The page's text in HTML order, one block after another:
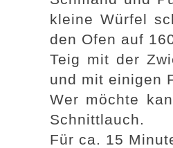
kleine Würfel
den Ofen auf
Teig mit der
und mit einigen
Wer möchte
Schnittlauch.
Für ca. 15